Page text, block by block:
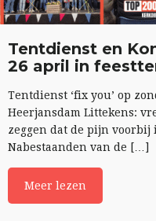
Tentdienst en
26 april in
Tentdienst ‘fix you’ op
Heerjansdam Littekens:
zeggen dat de pijn
Nabestaanden van de […]
Meer lezen